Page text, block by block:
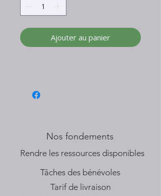
Ajouter au panier
Nos fondements
​Rendre les ressources disponibles
Tâches des bénévoles
Tarif de livraison